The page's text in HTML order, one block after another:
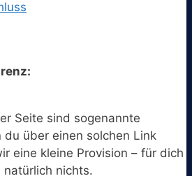
Seite sind sogenannte
über einen solchen Link
eine kleine Provision – für dich
natürlich nichts.